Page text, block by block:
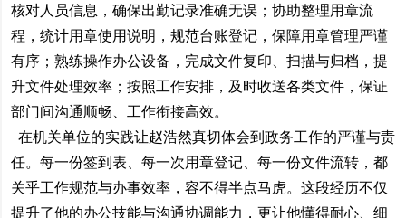
核对人员信息，确保出勤记录准确无误；协助整理用章流
程，统计用章使用说明，规范台账登记，保障用章管理严谨
有序；熟练操作办公设备，完成文件复印、扫描与归档，提
升文件处理效率；按照工作安排，及时收送各类文件，保证
部门间沟通顺畅、工作衔接高效。
在机关单位的实践让赵浩然真切体会到政务工作的严谨与责
任。每一份签到表、每一次用章登记、每一份文件流转，都
关乎工作规范与办事效率，容不得半点马虎。这段经历不仅
提升了他的办公技能与沟通协调能力，更让他懂得耐心、细